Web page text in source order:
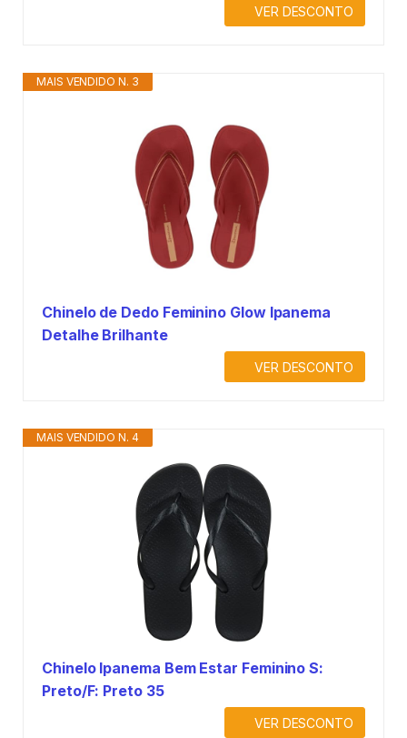
VER DESCONTO
MAIS VENDIDO N. 3
Chinelo de Dedo Feminino Glow Ipanema
Detalhe Brilhante
VER DESCONTO
MAIS VENDIDO N. 4
Chinelo Ipanema Bem Estar Feminino S:
Preto/F: Preto 35
VER DESCONTO